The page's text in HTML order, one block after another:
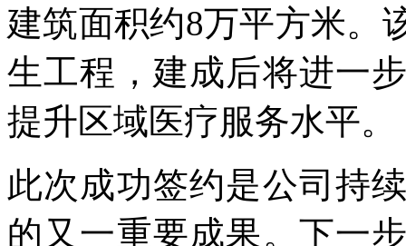
建筑面积约8万平方米。
生工程，建成后将进一
提升区域医疗服务水平。
此次成功签约是公司持
的又一重要成果。下一